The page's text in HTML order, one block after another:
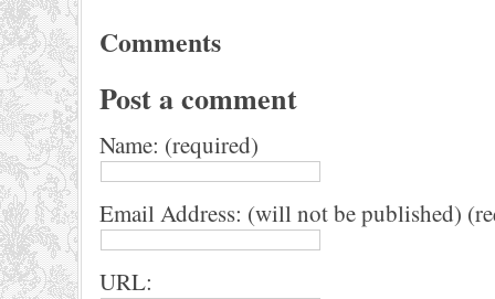
Comments
Post a comment
Name: (required)
Email Address: (will not be published)
URL: